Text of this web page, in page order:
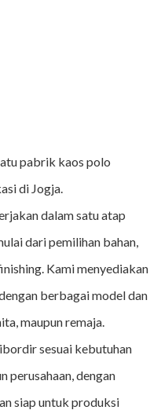
pabrik kaos polo
di Jogja.
dalam satu atap
dari pemilihan bahan,
Kami menyediakan
berbagai model dan
maupun remaja.
sesuai kebutuhan
perusahaan, dengan
siap untuk produksi